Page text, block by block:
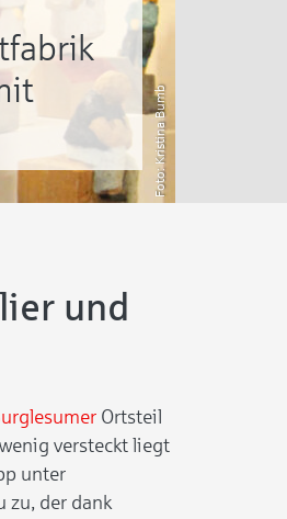
Kristina Bumb
und
Ortsteil
versteckt liegt
unter
zu, der dank